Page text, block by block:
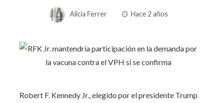
Alicia Ferrer Hace 2 años
Robert F. Kennedy Jr., elegido por el presidente Trump